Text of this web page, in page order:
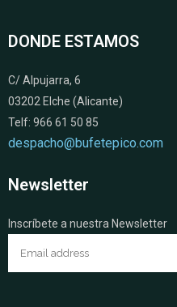
DONDE ESTAMOS
C/ Alpujarra, 6
03202 Elche (Alicante)
Telf: 966 61 50 85
despacho@bufetepico.com
Newsletter
Inscríbete a nuestra Newsletter